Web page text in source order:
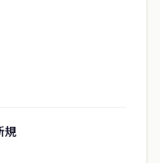
規
中文新聞媒體，致力於
事，為在泰華人讀者提